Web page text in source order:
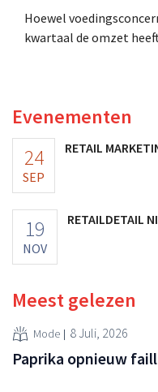
Hoewel
kwartaal de omzet
Evenementen
24
SEP
RETAIL
19
NOV
RETAILDETAIL
Meest gelezen
Mode 8 Juli, 2026
Paprika opnieuw